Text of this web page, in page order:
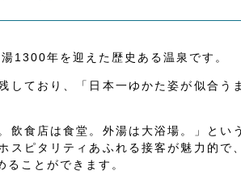
1300年を迎えた歴史ある温泉です。
しており、「日本一ゆかた姿が似合う
飲食店は食堂。外湯は大浴場。」とい
スピタリティあふれる接客が魅力的で
ことができます。